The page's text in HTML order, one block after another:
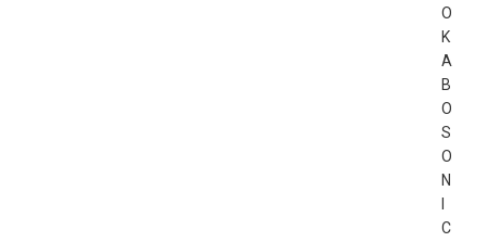
O
K
A
B
O
S
O
N
C